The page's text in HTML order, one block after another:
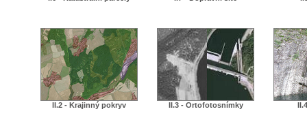
II.2 - Krajinný pokryv II.3 - Ortofotosnímky